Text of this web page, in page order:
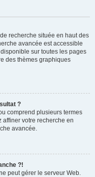
recherche située en haut des
avancée est accessible
sur toutes les pages
des thèmes graphiques
?
comprend plusieurs termes
affiner votre recherche en
avancée.
?!
peut gérer le serveur Web.